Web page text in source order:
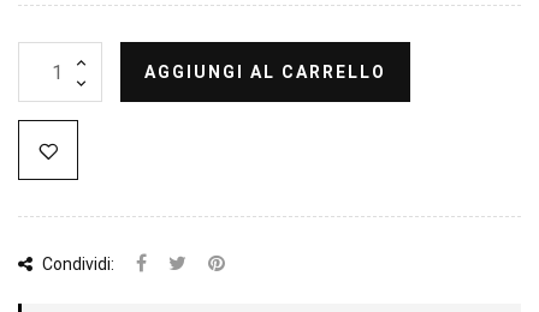
AGGIUNGI AL CARRELLO
Condividi: